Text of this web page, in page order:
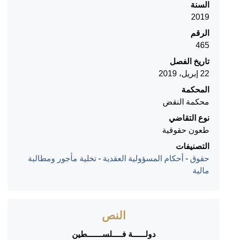
السنة
2019
الرقم
465
تاريخ الفصل
22 إبريل، 2019
المحكمة
محكمة النقض
نوع التقاضي
طعون حقوقية
التصنيفات
حقوق - أحكام المسؤولية العقدية - تخلية مأجور ومطالبة
مالية
النص
دولـــــة فــــلســــــطين